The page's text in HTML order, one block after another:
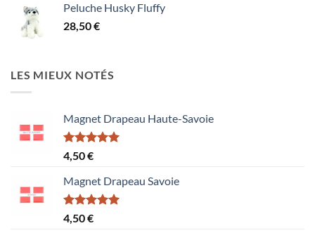
1,50 €
Peluche Husky Fluffy
28,50€
LES MIEUX NOTÉS
Magnet Drapeau Haute-Savoie
Note5.00
sur 5
4,50€
Magnet Drapeau Savoie
Note5.00
sur 5
4,50€